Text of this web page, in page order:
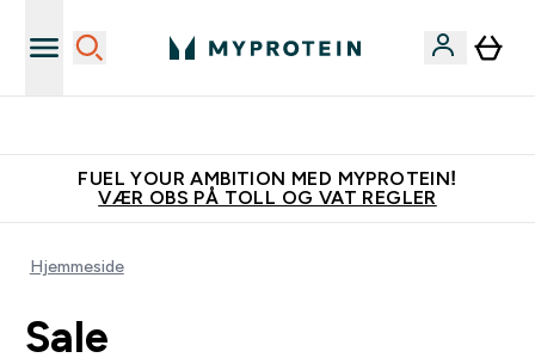
FUEL YOUR AMBITION MED MYPROTEIN!
VÆR OBS PÅ TOLL OG VAT REGLER
Hjemmeside
Sale